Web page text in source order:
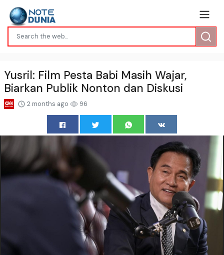
Yusril: Film Pesta Babi Masih Wajar,
Biarkan Publik Nonton dan Diskusi
2 months ago 96